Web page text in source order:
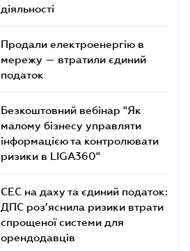
діяльності
Продали електроенергію в
мережу — втратили єдиний
податок
Безкоштовний вебінар "Як
малому бізнесу управляти
інформацією та контролювати
ризики в LIGA360"
СЕС на даху та єдиний податок:
ДПС роз’яснила ризики втрати
спрощеної системи для
орендодавців